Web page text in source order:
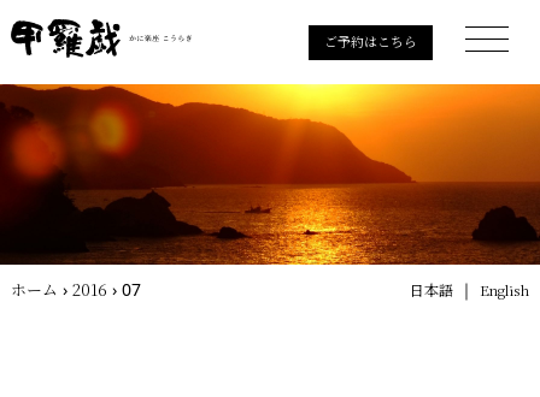
ご予約はこちら
ホーム › 2016 ›07 日本語 ｜ English